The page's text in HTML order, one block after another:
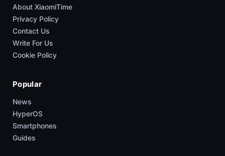
About XiaomiTime
Privacy Policy
Contact Us
Write For Us
Cookie Policy
Popular
News
HyperOS
Smartphones
Guides